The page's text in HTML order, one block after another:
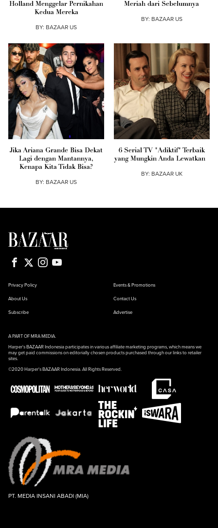
Holland Menggelar Pernikahan
Kedua Mereka
BY: BAZAAR US
Meriah dari Sebelumnya
BY: BAZAAR US
Jika Ariana Grande Bisa Dekat
Lagi dengan Mantannya,
Kenapa Kita Tidak Bisa?
BY: BAZAAR US
6 Serial TV "Adiktif" Terbaik
yang Mungkin Anda Lewatkan
BY: BAZAAR UK
Privacy Policy Events & Promotions
About Us Contact Us
Subscribe Advertise
A PART OF MRA MEDIA.
Harper's BAZAAR Indonesia participates in various affiliate marketing programs, which means we
may get paid commissions on editorially chosen products purchased through our links to retailer
sites.
©2020 Harper's BAZAAR Indonesia. All Rights Reserved.
PT. MEDIA INSANI ABADI (MIA)